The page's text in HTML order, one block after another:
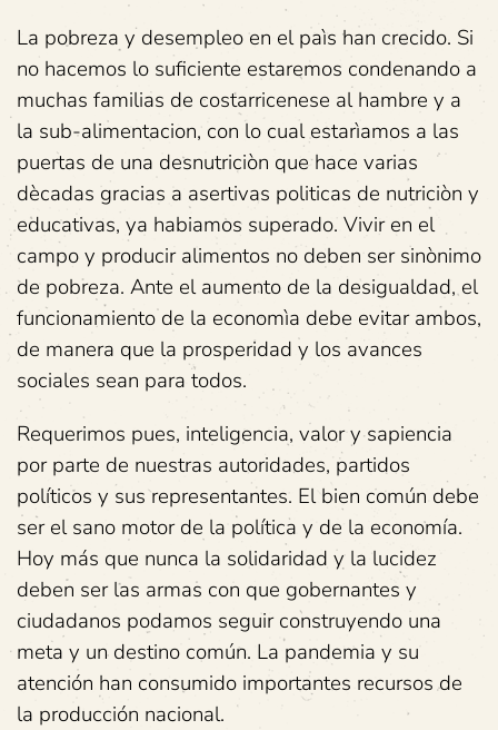
La pobreza y desempleo en el paìs han crecido. Si
no hacemos lo suficiente estaremos condenando a
muchas familias de costarricenese al hambre y a
la sub-alimentacion, con lo cual estarìamos a las
puertas de una desnutriciòn que hace varias
dècadas gracias a asertivas politicas de nutriciòn y
educativas, ya habiamos superado. Vivir en el
campo y producir alimentos no deben ser sinònimo
de pobreza. Ante el aumento de la desigualdad, el
funcionamiento de la economìa debe evitar ambos,
de manera que la prosperidad y los avances
sociales sean para todos.
Requerimos pues, inteligencia, valor y sapiencia
por parte de nuestras autoridades, partidos
políticos y sus representantes. El bien común debe
ser el sano motor de la política y de la economía.
Hoy más que nunca la solidaridad y la lucidez
deben ser las armas con que gobernantes y
ciudadanos podamos seguir construyendo una
meta y un destino común. La pandemia y su
atención han consumido importantes recursos de
la producción nacional.